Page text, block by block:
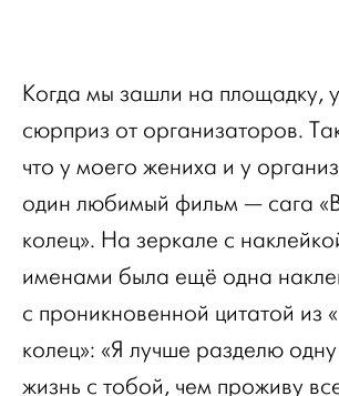
Когда мы зашли на площадку,
сюрприз от организаторов.
что у моего жениха и у
один любимый фильм — сага
колец». На зеркале с
именами была ещё одна
с проникновенной цитатой из
колец»: «Я лучше разделю
жизнь с тобой, чем проживу